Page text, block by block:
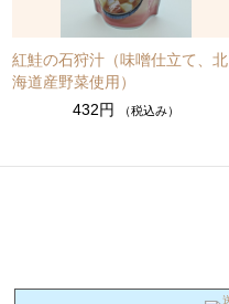
紅鮭の石狩汁（味噌仕立て、北
海道産野菜使用）
432円
（税込み）